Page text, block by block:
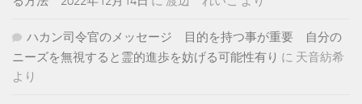
ハカン司令官のメッセージ 目的を持つ事が重要 自分の
ニーズを無視すると霊的進歩を妨げる可能性有り に 天音紡希
より